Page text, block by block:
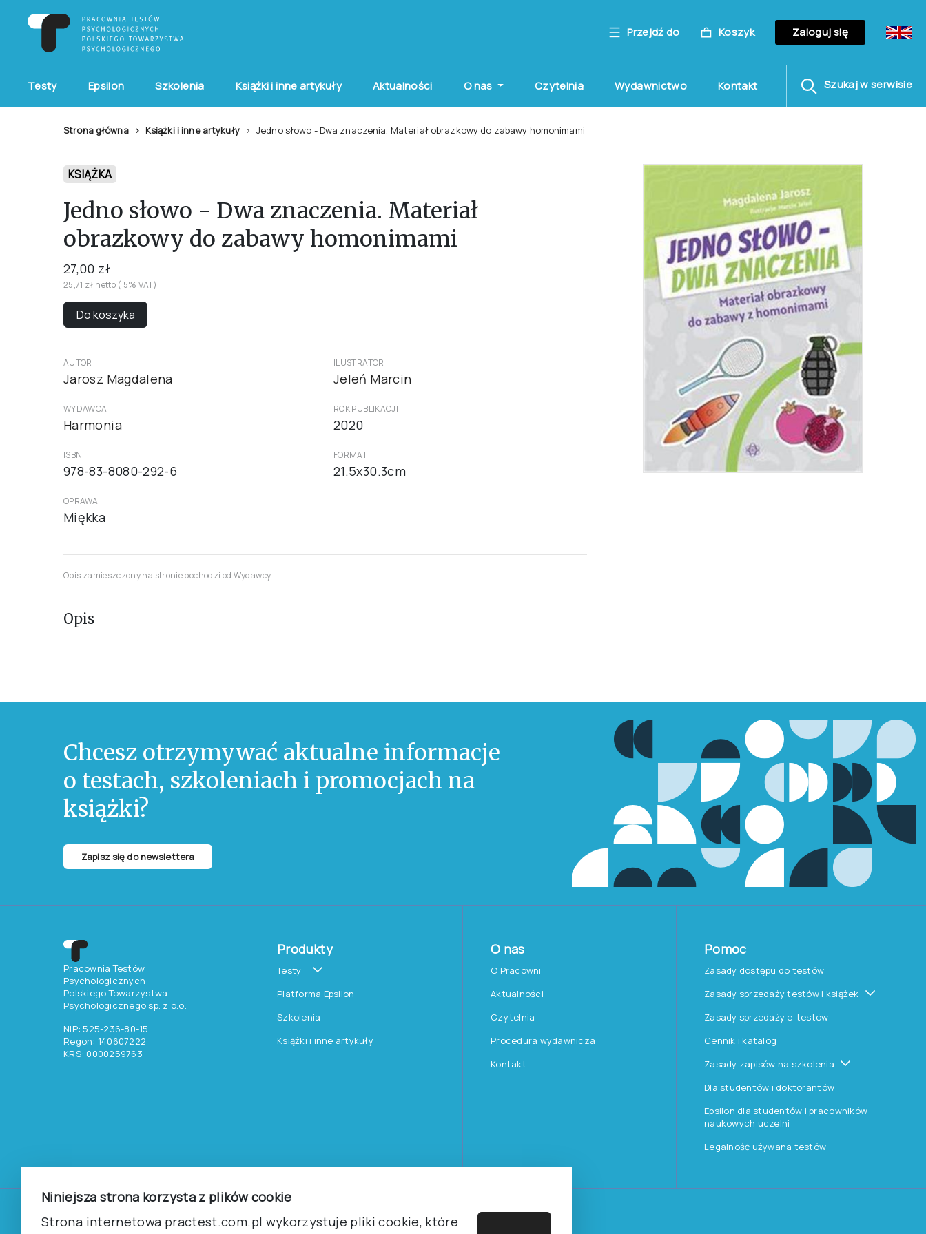
Niniejsza strona korzysta z plików cookie
Strona internetowa practest.com.pl wykorzystuje pliki cookie, które
Przejdź do Koszyk Zaloguj się
Testy Epsilon Szkolenia Książki i inne artykuły Aktualności O nas Czytelnia Wydawnictwo Kontakt Szukaj w serwisie
Strona główna Książki i inne artykuły Jedno słowo - Dwa znaczenia. Materiał obrazkowy do zabawy homonimami
KSIĄŻKA
Jedno słowo - Dwa znaczenia. Materiał
obrazkowy do zabawy homonimami
27,00 zł
25,71 zł netto ( 5% VAT)
Do koszyka
AUTOR
Jarosz Magdalena
ILUSTRATOR
Jeleń Marcin
WYDAWCA
Harmonia
ROK PUBLIKACJI
2020
ISBN
978-83-8080-292-6
FORMAT
21.5x30.3cm
OPRAWA
Miękka
Opis zamieszczony na stronie pochodzi od Wydawcy
Opis
Chcesz otrzymywać aktualne informacje
o testach, szkoleniach i promocjach na
książki?
Zapisz się do newslettera
Pracownia Testów
Psychologicznych
Polskiego Towarzystwa
Psychologicznego sp. z o.o.
NIP: 525-236-80-15
Regon: 140607222
KRS: 0000259763
Produkty
Testy
Platforma Epsilon
Szkolenia
Książki i inne artykuły
O nas
O Pracowni
Aktualności
Czytelnia
Procedura wydawnicza
Kontakt
Pomoc
Zasady dostępu do testów
Zasady sprzedaży testów i książek
Zasady sprzedaży e-testów
Cennik i katalog
Zasady zapisów na szkolenia
Dla studentów i doktorantów
Epsilon dla studentów i pracowników
naukowych uczelni
Legalność używana testów
2026
Pracownia Testów Psychologicznych Polskiego Towarzystwa Psychologicznego sp. z o.o.
Wszelkie prawa zastrzeżone.